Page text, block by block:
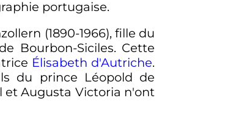
portugaise.
(1890-1966), fille du
Bourbon-Siciles. Cette
Élisabeth d'Autriche.
du prince Léopold de
et Augusta Victoria n'ont